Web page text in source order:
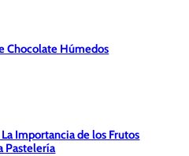
Chocolate Húmedos
Importancia de los Frutos
Pastelería